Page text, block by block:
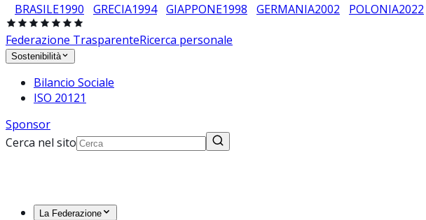
BRASILE1990 GRECIA1994 GIAPPONE1998 GERMANIA2002 POLONIA2022
Federazione TrasparenteRicerca personale
Sostenibilità
Bilancio Sociale
ISO 20121
Sponsor
Cerca nel sito
La Federazione